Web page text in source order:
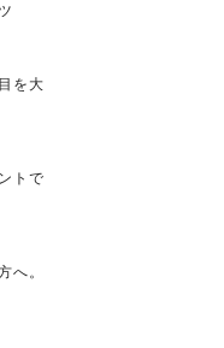
を大
トで
へ。